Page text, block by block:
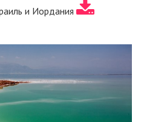
и Иордания